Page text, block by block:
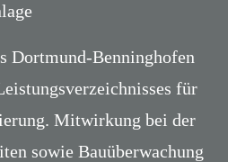
Dortmund-Benninghofen
für
Mitwirkung bei der
sowie Bauüberwachung